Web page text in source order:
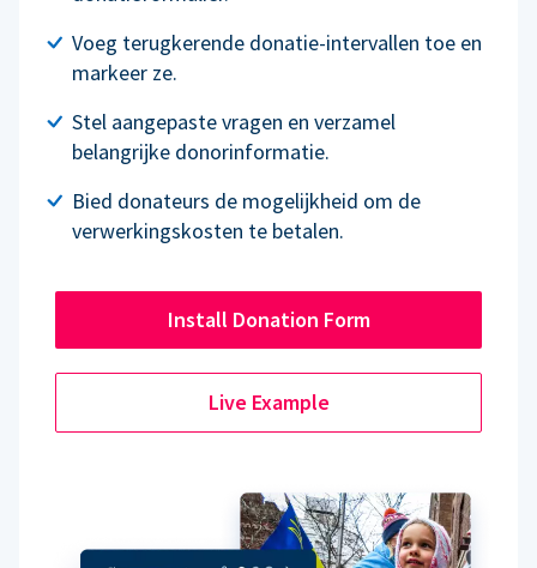
Voeg terugkerende donatie-intervallen toe en
markeer ze.
Stel aangepaste vragen en verzamel
belangrijke donorinformatie.
Bied donateurs de mogelijkheid om de
verwerkingskosten te betalen.
Install Donation Form
Live Example